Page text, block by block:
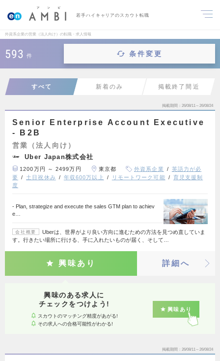
若手ハイキャリアのスカウト転職
外資系企業の営業（法人向け）の転職・求人情報
593 件 条件変更
すべて 新着のみ 掲載終了間近
掲載期間 26/08/11～26/08/24
Senior Enterprise Account Executive
- B2B
営業（法人向け）
Uber Japan株式会社
1200万円 ～ 2499万円 東京都 外資系企業
英語力が必
要
土日祝休み 年収600万以上 リモートワーク可能
育児支援制
度
- Plan, strategize and execute the sales GTM plan to achiev
e…
会社概要
Uberは、世界がより良い方向に進むための方法を見つめ直していま
す。行きたい場所に行ける、手に入れたいものが届く、そして…
興味あり 詳細へ
興味のある求人に
チェックをつけよう!
スカウトのマッチング精度があがる!
その求人への合格可能性がわかる!
興味あり
掲載期間 26/08/11～26/08/24